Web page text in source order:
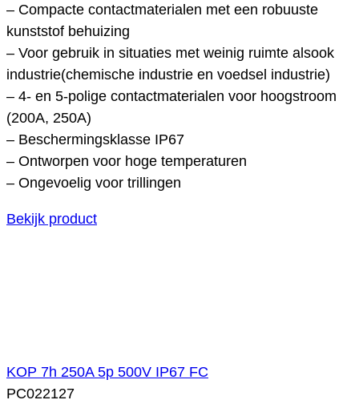
– Compacte contactmaterialen met een robuuste
kunststof behuizing
– Voor gebruik in situaties met weinig ruimte alsook
industrie(chemische industrie en voedsel industrie)
– 4- en 5-polige contactmaterialen voor hoogstroom
(200A, 250A)
– Beschermingsklasse IP67
– Ontworpen voor hoge temperaturen
– Ongevoelig voor trillingen
Bekijk product
KOP 7h 250A 5p 500V IP67 FC
PC022127